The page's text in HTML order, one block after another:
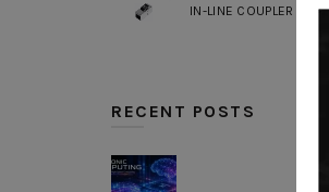
IN-LINE COUPLER SLIM
RECENT POSTS